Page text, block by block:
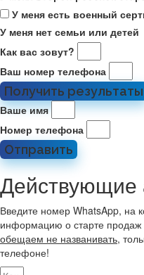
У меня есть военный
У меня нет семьи или детей
Как вас зовут?
Ваш номер телефона
Получить результаты
Ваше имя
Номер телефона
Отправить
Действующие
Введите номер WhatsApp, на
информацию о старте
обещаем не названивать,
телефоне!